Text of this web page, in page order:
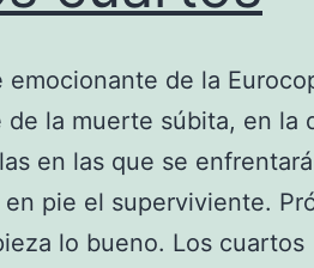
de la
la muerte súbita, en la
en las que se
pie el superviviente.
lo bueno. Los cuartos